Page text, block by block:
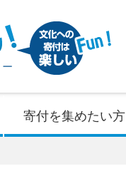
寄付を集めたい方